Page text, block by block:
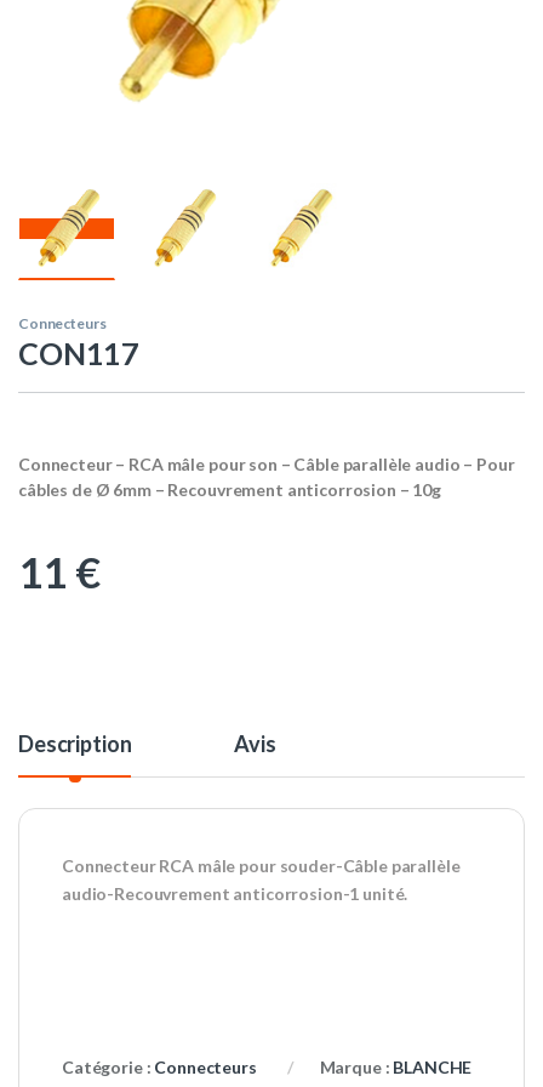
Connecteurs
CON117
Connecteur – RCA mâle pour son – Câble parallèle audio – Pour
câbles de Ø 6mm – Recouvrement anticorrosion – 10g
11 €
Description Avis
Connecteur RCA mâle pour souder-Câble parallèle
audio-Recouvrement anticorrosion-1 unité.
Catégorie : Connecteurs Marque : BLANCHE